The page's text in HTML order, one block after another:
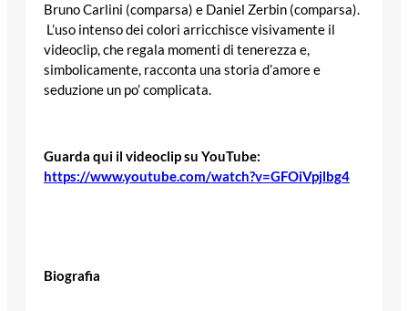
Bruno Carlini (comparsa) e Daniel Zerbin (comparsa).
L’uso intenso dei colori arricchisce visivamente il
videoclip, che regala momenti di tenerezza e,
simbolicamente, racconta una storia d’amore e
seduzione un po’ complicata.
Guarda qui il videoclip su YouTube:
https://www.youtube.com/watch?v=GFOiVpjlbg4
Biografia